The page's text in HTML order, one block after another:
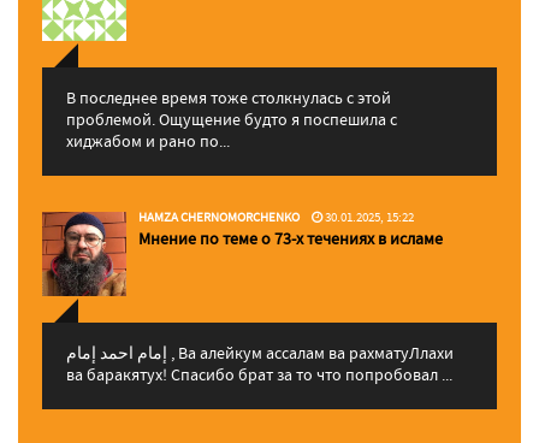
В последнее время тоже столкнулась с этой
проблемой. Ощущение будто я поспешила с
хиджабом и рано по...
HAMZA CHERNOMORCHENKO 30.01.2025, 15:22
Мнение по теме о 73-х течениях в исламе
إمام احمد إمام , Ва алейкум ассалам ва рахматуЛлахи
ва баракятух! Спасибо брат за то что попробовал ...